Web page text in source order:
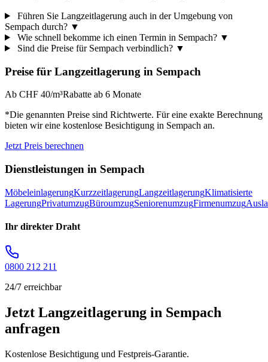
Führen Sie Langzeitlagerung auch in der Umgebung von
Sempach durch? ▼
Wie schnell bekomme ich einen Termin in Sempach? ▼
Sind die Preise für Sempach verbindlich? ▼
Preise für Langzeitlagerung in Sempach
Ab CHF 40/m³Rabatte ab 6 Monate
*Die genannten Preise sind Richtwerte. Für eine exakte Berechnung
bieten wir eine kostenlose Besichtigung in Sempach an.
Jetzt Preis berechnen
Dienstleistungen in Sempach
MöbeleinlagerungKurzzeitlagerungLangzeitlagerungKlimatisierte
LagerungPrivatumzugBüroumzugSeniorenumzugFirmenumzug
Ihr direkter Draht
0800 212 211
24/7 erreichbar
Jetzt Langzeitlagerung in Sempach
anfragen
Kostenlose Besichtigung und Festpreis-Garantie.